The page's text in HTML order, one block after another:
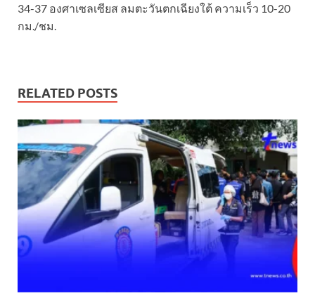
34-37 องศาเซลเซียส ลมตะวันตกเฉียงใต้ ความเร็ว 10-20
กม./ชม.
RELATED POSTS